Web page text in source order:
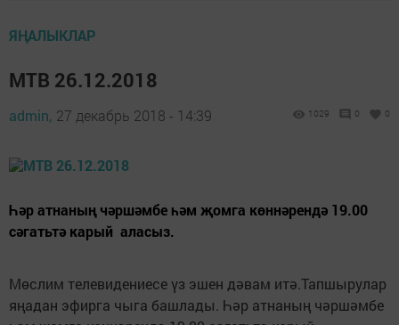
ЯҢАЛЫКЛАР
МТВ 26.12.2018
admin, 27 декабрь 2018 - 14:39 1029 0 0
Һәр атнаның чәршәмбе һәм җомга көннәрендә 19.00
сәгатьтә карый аласыз.
Мөслим телевидениесе үз эшен дәвам итә.Тапшырулар
яңадан эфирга чыга башлады. Һәр атнаның чәршәмбе